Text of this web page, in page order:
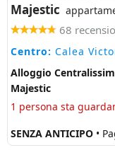
Majestic
68
Centro: Calea
Alloggio
Majestic
1 persona sta
SENZA ANTICIPO •